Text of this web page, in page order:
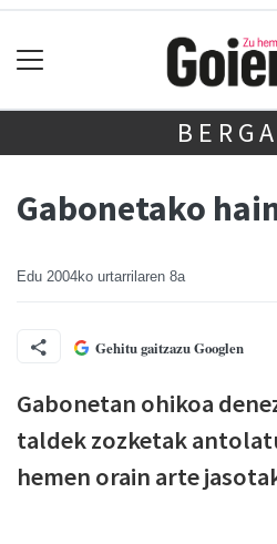
Gabonetako
Edu 2004ko urtarrilaren 8a
Gehitu gaitzazu Googlen
Gabonetan ohikoa
taldek zozketak
hemen orain arte